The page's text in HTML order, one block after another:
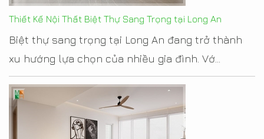
Thiết Kế Nội Thất Biệt Thự Sang Trọng tại Long An
Biệt thự sang trọng tại Long An đang trở thành
xu hướng lựa chọn của nhiều gia đình. Vớ...